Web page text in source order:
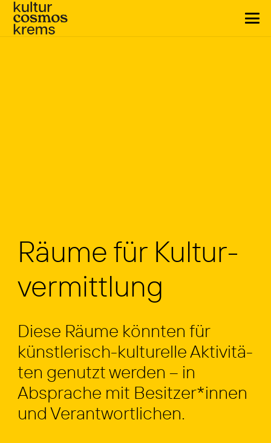
Räu­me für Kultur­
vermittlung
Die­se Räu­me könn­ten für
küns­t­­le­risch-kul­­tu­­rel­­le Akti­vi­tä­
ten genutzt wer­den – in
Abspra­che mit Besitzer*innen
und Ver­ant­wort­li­chen.